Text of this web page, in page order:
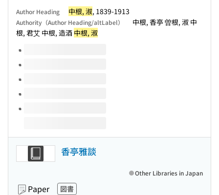
Author Heading 中根, 淑, 1839-1913
Authority（Author Heading/altLabel）
中根, 香亭 曽根, 淑 中
根, 君艾 中根, 造酒 中根, 淑
Volumes of this title
香亭雅談
Paper 図書
Other Libraries in Japan